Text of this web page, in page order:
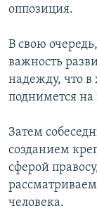
оппозиция.
В свою
важность
надежду, что в
поднимется на
Затем
созданием
сферой
человека.